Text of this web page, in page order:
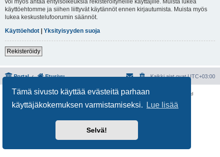
Tämä sivusto käyttää evästeitä parhaan
käyttäjäkokemuksen varmistamiseksi.
Lue lisää
Selvä!
käyttöehtomme ja siihen liittyvät käytännöt ennen kirjautumista. Muista myös
lukea keskustelufoorumin säännöt.
Käyttöehdot | Yksityisyyden suoja
Rekisteröidy
Portal Etusivu Kaikki ajat ovatUTC+03:00
Keskustelufoorumin ohjelmistophpBB® Forum Software © phpBB Limited
Käännös: phpBB Suomi (lurttinen, harritapio, Pettis)